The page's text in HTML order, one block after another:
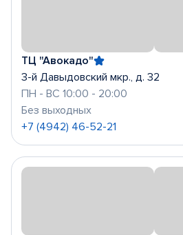
ТЦ "Авокадо"
3-й Давыдовский мкр., д. 32
ПН - ВС 10:00 - 20:00
Без выходных
+7 (4942) 46-52-21